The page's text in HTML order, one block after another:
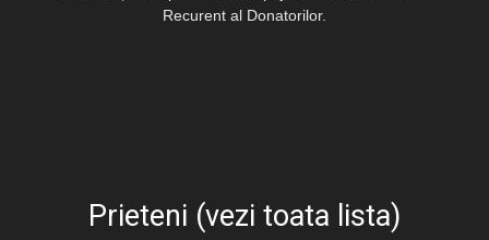
Recurent al Donatorilor.
Prieteni (vezi toata lista)